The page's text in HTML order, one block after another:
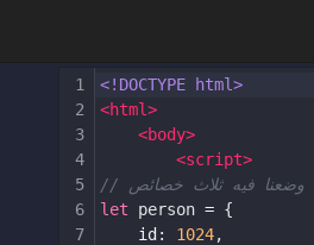
1
<!DOCTYPE html>
2
<html>
3
<body>
4
<script>
5
6
let person = {
7
id : 1024,